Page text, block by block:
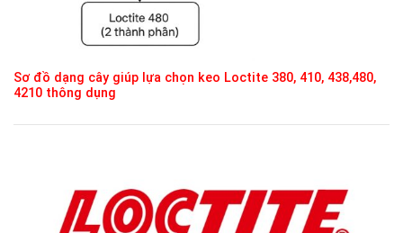
Sơ đồ dạng cây giúp lựa chọn keo Loctite 380, 410, 438,480,
4210 thông dụng